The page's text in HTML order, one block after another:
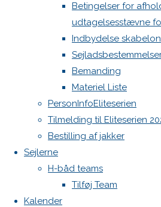
Betingelser for
udtagelsesstævne
Indbydelse skabelon
Bemanding
Materiel Liste
PersonInfoEliteserien
Tilmelding til Eliteserien
Bestilling af jakker
Sejlerne
H-båd teams
Tilføj Team
Kalender
d. 1.
februar
2025